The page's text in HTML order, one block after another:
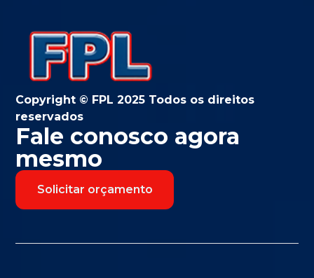
Copyright © FPL 2025 Todos os direitos
reservados
Fale conosco agora
mesmo
Solicitar orçamento